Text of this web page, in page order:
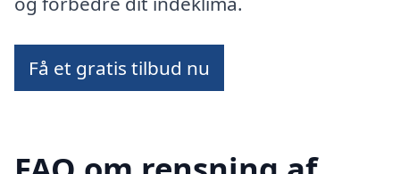
Få et gratis tilbud nu